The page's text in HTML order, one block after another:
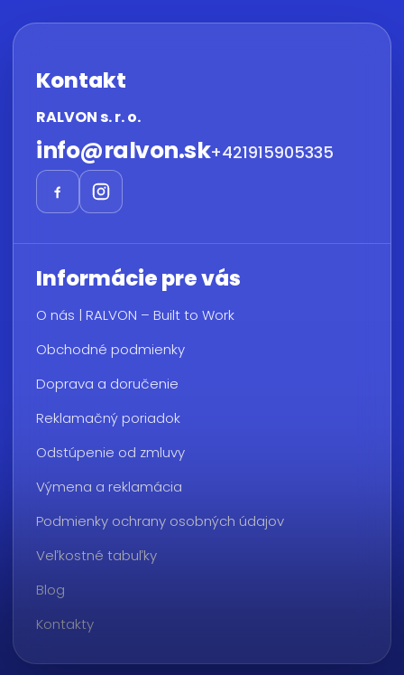
Kontakt
RALVON s. r. o.
info@ralvon.sk+421915905335
Informácie pre vás
O nás | RALVON – Built to Work
Obchodné podmienky
Doprava a doručenie
Reklamačný poriadok
Odstúpenie od zmluvy
Výmena a reklamácia
Podmienky ochrany osobných údajov
Veľkostné tabuľky
Blog
Kontakty